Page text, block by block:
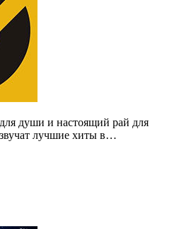
души и настоящий рай для
лучшие хиты в…